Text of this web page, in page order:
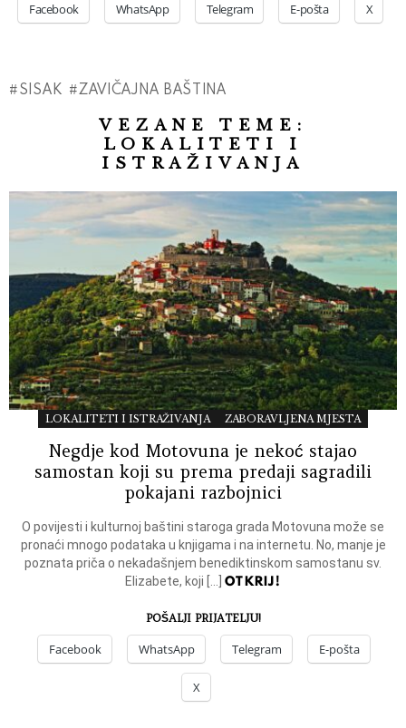
Facebook WhatsApp Telegram E-pošta X
SISAK ZAVIČAJNA BAŠTINA
VEZANE TEME:
LOKALITETI I
ISTRAŽIVANJA
LOKALITETI I ISTRAŽIVANJA ZABORAVLJENA MJESTA
Negdje kod Motovuna je nekoć stajao
samostan koji su prema predaji sagradili
pokajani razbojnici
O povijesti i kulturnoj baštini staroga grada Motovuna može se
pronaći mnogo podataka u knjigama i na internetu. No, manje je
poznata priča o nekadašnjem benediktinskom samostanu sv.
Elizabete, koji […] OTKRIJ!
POŠALJI PRIJATELJU!
Facebook WhatsApp Telegram E-pošta
X